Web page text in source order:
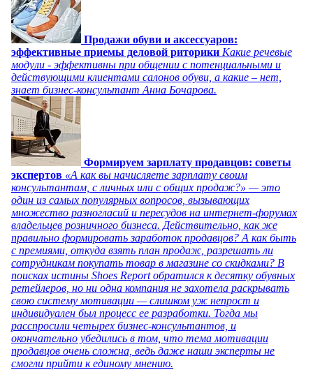
Продажи обуви и аксессуаров:
эффективные приемы деловой риторики Какие речевые
модули - эффективны при общении с потенциальными и
действующими клиентами салонов обуви, а какие – нет,
знает бизнес-консультант Анна Бочарова.
Формируем зарплату продавцов: советы
экспертов «А как вы начисляете зарплату своим
консультантам, с личных или с общих продаж?» — это
один из самых популярных вопросов, вызывающих
множество разногласий и пересудов на интернет-форумах
владельцев розничного бизнеса. Действительно, как же
правильно формировать заработок продавцов? А как быть
с премиями, откуда взять план продаж, разрешать ли
сотрудникам покупать товар в магазине со скидками? В
поисках истины Shoes Report обратился к десятку обувных
ретейлеров, но ни одна компания не захотела раскрывать
свою систему мотивации — слишком уж непрост и
индивидуален был процесс ее разработки. Тогда мы
расспросили четырех бизнес-консультантов, и
окончательно убедились в том, что тема мотивации
продавцов очень сложна, ведь даже наши эксперты не
смогли прийти к единому мнению.